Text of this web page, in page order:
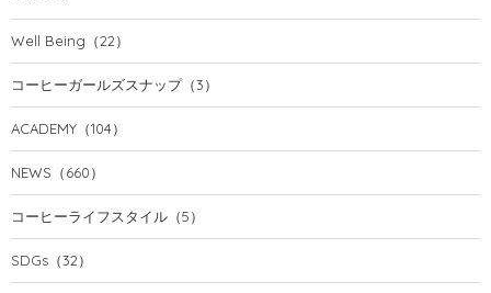
Well Being （22）
コーヒーガールズスナップ（3）
ACADEMY （104）
NEWS （660）
コーヒーライフスタイル （5）
SDGs （32）